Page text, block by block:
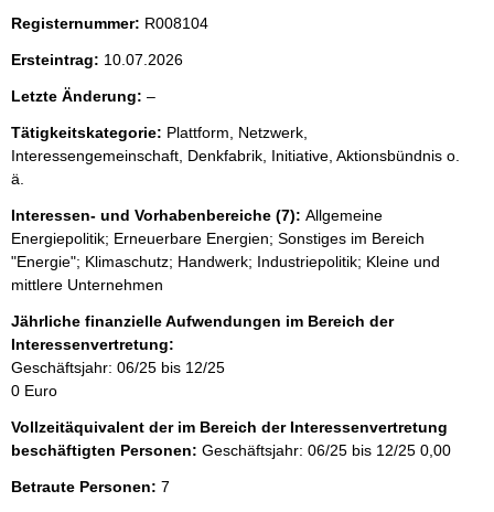
Registernummer: R008104
Ersteintrag: 10.07.2026
Letzte Änderung: –l
e
r
Tätigkeitskategorie: Plattform, Netzwerk,
Interessengemeinschaft, Denkfabrik, Initiative, Aktionsbündnis o.
ä.
Interessen- und Vorhabenbereiche (7): Allgemeine
Energiepolitik; Erneuerbare Energien; Sonstiges im Bereich
"Energie"; Klimaschutz; Handwerk; Industriepolitik; Kleine und
mittlere Unternehmen
Jährliche finanzielle Aufwendungen im Bereich der
Interessenvertretung:
Geschäftsjahr: 06/25 bis 12/25
0 Euro
Vollzeitäquivalent der im Bereich der Interessenvertretung
beschäftigten Personen: Geschäftsjahr: 06/25 bis 12/25 0,00
Betraute Personen: 7